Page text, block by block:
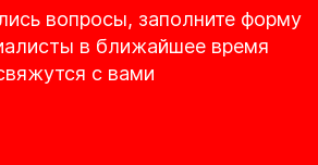
вопросы, заполните форму
в ближайшее время
с вами